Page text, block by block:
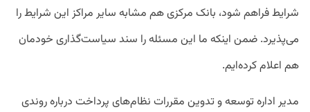
شرایط فراهم شود، بانک مرکزی هم مشابه سایر مراکز این شرایط را
می‌پذیرد. ضمن اینکه ما این مسئله را سند سیاست‌گذاری خودمان
هم اعلام کرده‌ایم.
مدیر اداره توسعه و تدوین مقررات نظام‌های پرداخت درباره روندی